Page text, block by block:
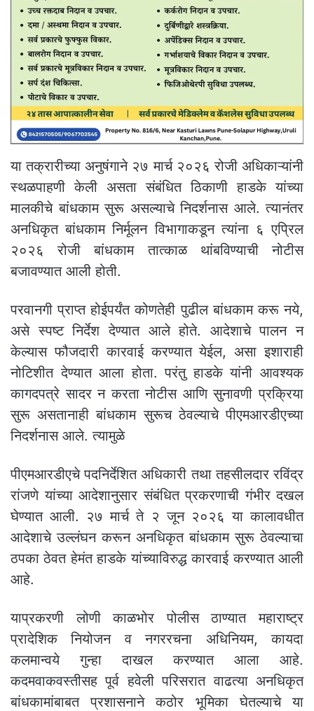
या तक्रारीच्या अनुषंगाने २७ मार्च २०२६ रोजी अधिकाऱ्यांनी
स्थळपाहणी केली असता संबंधित ठिकाणी हाडके यांच्या
मालकीचे बांधकाम सुरू असल्याचे निदर्शनास आले. त्यानंतर
अनधिकृत बांधकाम निर्मूलन विभागाकडून त्यांना ६ एप्रिल
२०२६ रोजी बांधकाम तात्काळ थांबविण्याची नोटीस
बजावण्यात आली होती.
परवानगी प्राप्त होईपर्यंत कोणतेही पुढील बांधकाम करू नये,
असे स्पष्ट निर्देश देण्यात आले होते. आदेशाचे पालन न
केल्यास फौजदारी कारवाई करण्यात येईल, असा इशाराही
नोटिशीत देण्यात आला होता. परंतु हाडके यांनी आवश्यक
कागदपत्रे सादर न करता नोटीस आणि सुनावणी प्रक्रिया
सुरू असतानाही बांधकाम सुरूच ठेवल्याचे पीएमआरडीएच्या
निदर्शनास आले. त्यामुळे
पीएमआरडीएचे पदनिर्देशित अधिकारी तथा तहसीलदार रविंद्र
रांजणे यांच्या आदेशानुसार संबंधित प्रकरणाची गंभीर दखल
घेण्यात आली. २७ मार्च ते २ जून २०२६ या कालावधीत
आदेशाचे उल्लंघन करून अनधिकृत बांधकाम सुरू ठेवल्याचा
ठपका ठेवत हेमंत हाडके यांच्याविरुद्ध कारवाई करण्यात आली
आहे.
याप्रकरणी लोणी काळभोर पोलीस ठाण्यात महाराष्ट्र
प्रादेशिक नियोजन व नगररचना अधिनियम, कायदा
कलमान्वये गुन्हा दाखल करण्यात आला आहे.
कदमवाकवस्तीसह पूर्व हवेली परिसरात वाढत्या अनधिकृत
बांधकामांबाबत प्रशासनाने कठोर भूमिका घेतल्याचे या